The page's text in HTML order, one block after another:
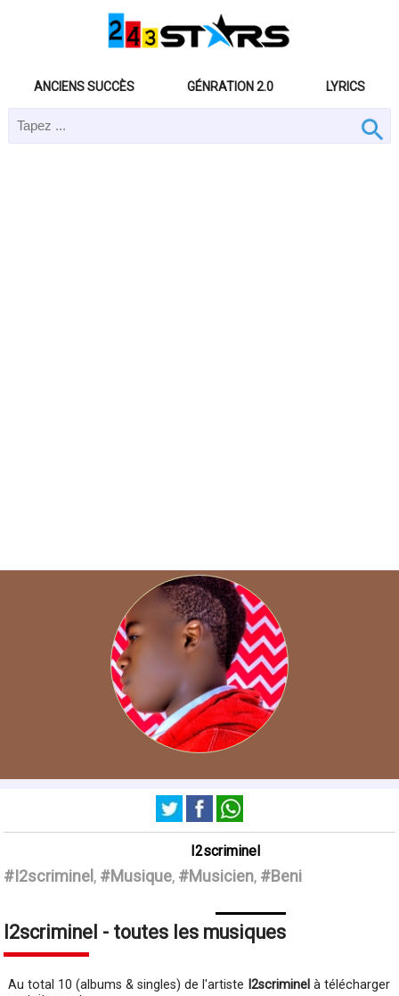
ANCIENS SUCCÈS GÉNRATION 2.0 LYRICS
I2scriminel
#I2scriminel, #Musique, #Musicien, #Beni
I2scriminel - toutes les musiques
Au total 10 (albums & singles) de l'artiste I2scriminel à télécharger